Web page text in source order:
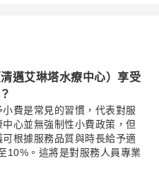
邁艾琳塔水療中心）享受
費是常見的習慣，代表對服
心並無強制性小費政策，但
根據服務品質與時長給予適
10%。這將是對服務人員專業